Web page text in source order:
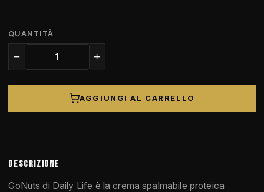
QUANTITÀ
− +
AGGIUNGI AL CARRELLO
DESCRIZIONE
GoNuts di Daily Life è la crema spalmabile proteica